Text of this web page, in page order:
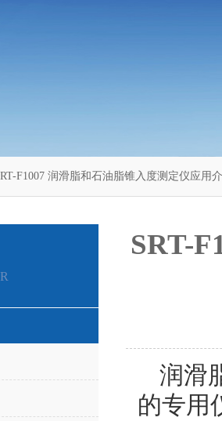
F1007 润滑脂和石油脂锥入度测定仪应用
SRT-
润滑
的专用